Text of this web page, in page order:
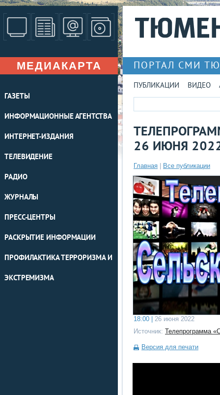
МЕДИАКАРТА
ГАЗЕТЫ
ИНФОРМАЦИОННЫЕ АГЕНТСТВА
ИНТЕРНЕТ-ИЗДАНИЯ
ТЕЛЕВИДЕНИЕ
РАДИО
ЖУРНАЛЫ
ПРЕСС-ЦЕНТРЫ
РАСКРЫТИЕ ИНФОРМАЦИИ
ПРОФИЛАКТИКА ТЕРРОРИЗМА И
ЭКСТРЕМИЗМА
ПОРТАЛ СМИ
ПУБЛИКАЦИИ ВИДЕО
26 ИЮНЯ
Главная Все публикации
18:00 |
26 июня 2022
Источник: Телепрограмма
Версия для печати